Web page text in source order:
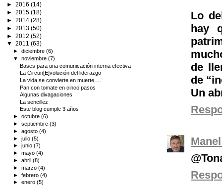
Lo
hay
de
de
Un
► 2016 (14)
► 2015 (18)
► 2014 (28)
► 2013 (50)
► 2012 (52)
▼ 2011 (63)
►diciembre(6)
▼noviembre(7)
Bases para una comunicación interna efectiva
La Circun[E]volución del liderazgo
La vida se convierte en muerte,…
Pan con tomate en cinco pasos
Algunas divagaciones
La sencillez
Este blog cumple 3 años
►octubre(6)
►septiembre(3)
►agosto(4)
►julio(5)
►junio(7)
►mayo(4)
►abril(8)
►marzo(4)
►febrero(4)
►enero(5)